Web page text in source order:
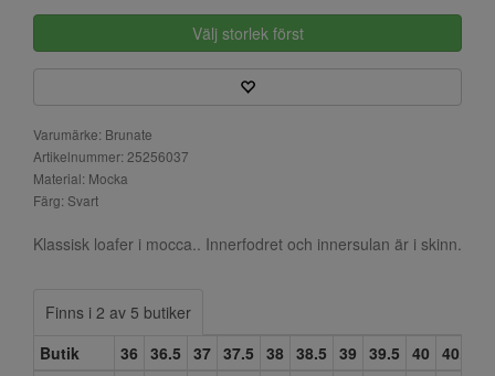
Välj storlek först
Varumärke: Brunate
Artikelnummer: 25256037
Material: Mocka
Färg: Svart
Klassisk loafer i mocca.. Innerfodret och innersulan är i skinn.
Finns i 2 av 5 butiker
Butik
36 36.5 37 37.5 38 38.5 39 39.5 40 40.5